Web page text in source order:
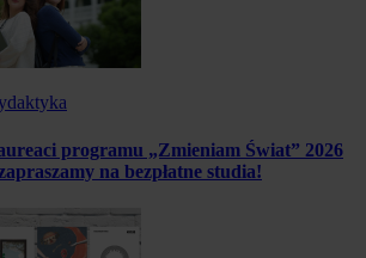
programu „Zmieniam Świat” 2026
na bezpłatne studia!